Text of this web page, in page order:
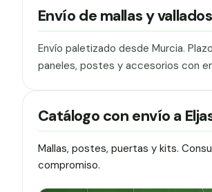
Envío de mallas y
Envío paletizado desde Murcia.
paneles, postes y accesorios con
Catálogo con envío a
Mallas, postes, puertas y kits.
compromiso.